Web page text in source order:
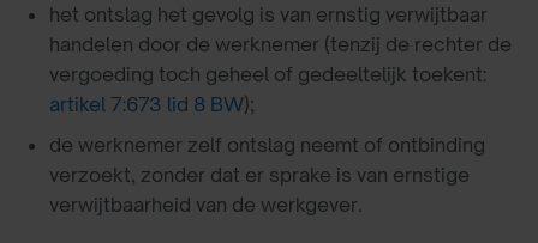
het ontslag het gevolg is van ernstig verwijtbaar
handelen door de werknemer (tenzij de rechter de
vergoeding toch geheel of gedeeltelijk toekent:
artikel 7:673 lid 8 BW);
de werknemer zelf ontslag neemt of ontbinding
verzoekt, zonder dat er sprake is van ernstige
verwijtbaarheid van de werkgever.